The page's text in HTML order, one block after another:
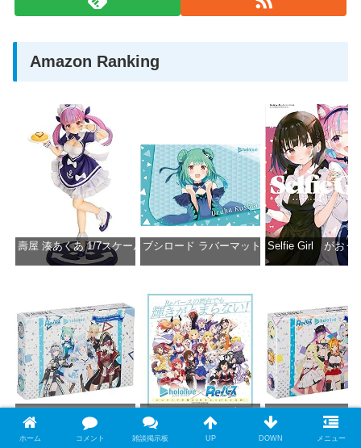
Amazon Ranking
壽屋 湊あくあ 1/7スケール PVC製 塗装済み完成品フィギュア PP942
ブシロード ラバーマットコレクション
Selfie Girl がおう
価格：¥1,650 価格：¥2,980 価格：
ホーム コメント 雑談掲示板 UP DOWN メニュー